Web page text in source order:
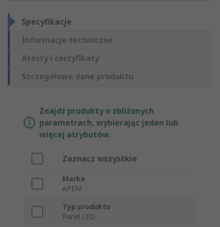
Specyfikacje
Informacje techniczne
Atesty i certyfikaty
Szczegółowe dane produktu
Znajdź produkty o zbliżonych
parametrach, wybierając jeden lub
więcej atrybutów.
Zaznacz wszystkie
Marka
APEM
Typ produktu
Panel LED